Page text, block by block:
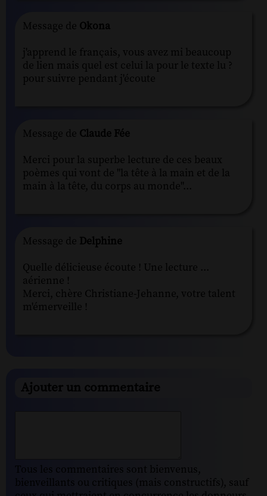
Message de Okona
j'apprend le français, vous avez mi beaucoup
de lien mais quel est celui la pour le texte lu ?
pour suivre pendant j'écoute
Message de Claude Fée
Merci pour la superbe lecture de ces beaux
poèmes qui vont de "la tête à la main et de la
main à la tête, du corps au monde"...
Message de Delphine
Quelle délicieuse écoute ! Une lecture ...
aérienne !
Merci, chère Christiane-Jehanne, votre talent
m'émerveille !
Ajouter un commentaire
Tous les commentaires sont bienvenus,
bienveillants ou critiques (mais constructifs), sauf